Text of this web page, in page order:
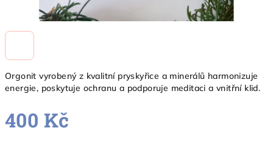
Orgonit vyrobený z kvalitní pryskyřice a minerálů harmonizuje
energie, poskytuje ochranu a podporuje meditaci a vnitřní klid.
400 Kč